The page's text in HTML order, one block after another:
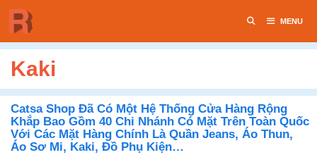
Chuyển
đến
nội
dung
MENU
Kaki
Catsa Shop Đã Có Một Hệ Thống Cửa Hàng Rộng
Khắp Bao Gồm 40 Chi Nhánh Có Mặt Trên Toàn Quốc
Với Các Mặt Hàng Chính Là Quần Jeans, Áo Thun,
Áo Sơ Mi, Kaki, Đồ Phụ Kiện…